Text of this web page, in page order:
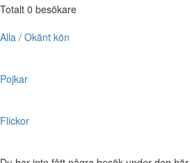
Totalt 0 besökare
Alla / Okänt kön
Pojkar
Flickor